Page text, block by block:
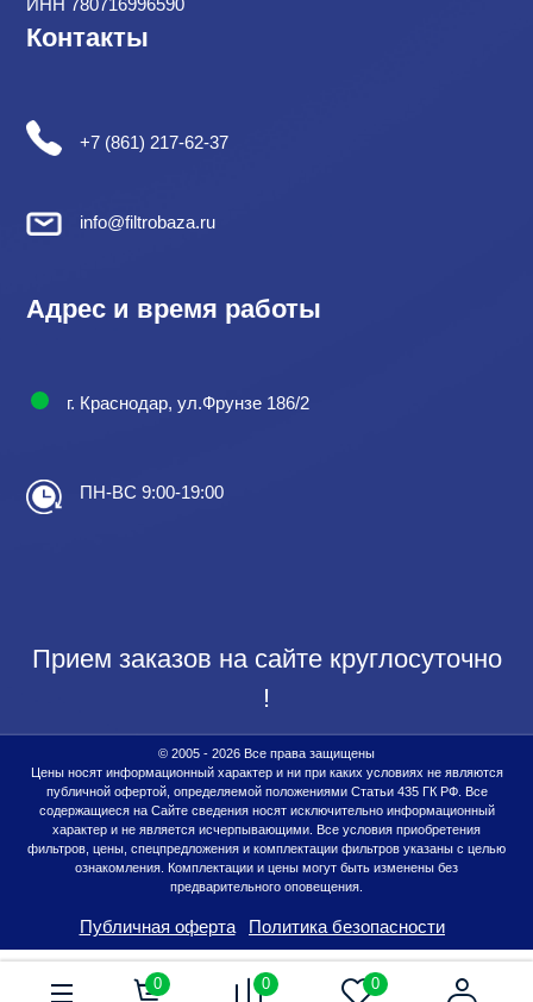
ИНН 780716996590
Контакты
+7 (861) 217-62-37
info@filtrobaza.ru
Адрес и время работы
г. Краснодар, ул.Фрунзе 186/2
ПН-ВС 9:00-19:00
Прием заказов на сайте круглосуточно
!
© 2005 - 2026 Все права защищены
Цены носят информационный характер и ни при каких условиях не являются
публичной офертой, определяемой положениями Статьи 435 ГК РФ. Все
содержащиеся на Сайте сведения носят исключительно информационный
характер и не является исчерпывающими. Все условия приобретения
фильтров, цены, спецпредложения и комплектации фильтров указаны с целью
ознакомления. Комплектации и цены могут быть изменены без
предварительного оповещения.
Публичная оферта Политика безопасности
0 0 0